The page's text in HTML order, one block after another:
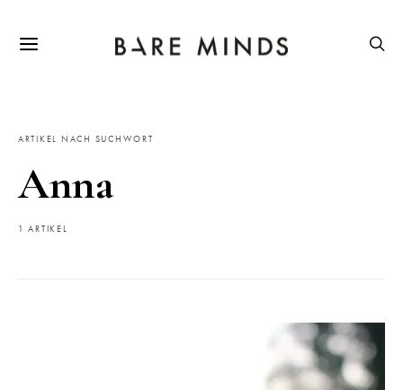
ARTIKEL NACH SUCHWORT
Anna
1 ARTIKEL